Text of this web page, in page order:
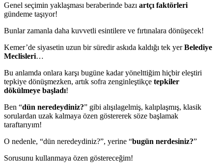
Genel seçimin yaklaşması beraberinde bazı artçı faktörleri
gündeme taşıyor!
Bunlar zamanla daha kuvvetli esintilere ve fırtınalara dönüşecek!
Kemer’de siyasetin uzun bir süredir askıda kaldığı tek yerBelediye
Meclisleri…
Bu anlamda onlara karşı bugüne kadar yönelttiğim hiçbir eleştiri
tepkiye dönüşmezken, artık sofra zenginleştikçe tepkiler
dökülmeye başladı!
Ben “dün neredeydiniz?” gibi alışılagelmiş, kalıplaşmış, klasik
sorulardan uzak kalmaya özen göstererek söze başlamak
taraftarıyım!
O nedenle, “dün neredeydiniz?”, yerine “bugün nerdesiniz?”
Sorusunu kullanmaya özen göstereceğim!